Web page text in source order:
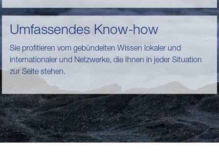
Umfassendes Know-how
Sie profitieren vom gebündelten Wissen lokaler und
internationaler und Netzwerke, die Ihnen in jeder Situation
zur Seite stehen.